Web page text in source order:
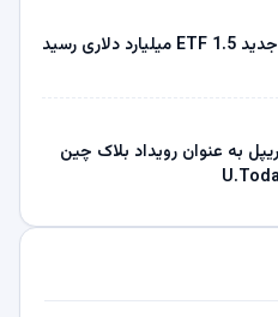
XRP به نقطه عطف جدید ETF 1.5 میلیارد دلاری رسید
به عنوان رویداد بلاک چین